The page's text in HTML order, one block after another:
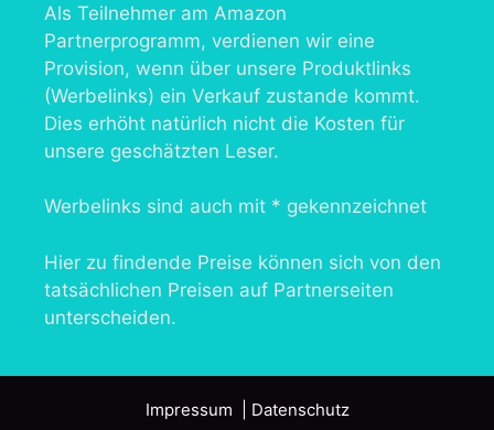
Als Teilnehmer am Amazon
Partnerprogramm, verdienen wir eine
Provision, wenn über unsere Produktlinks
(Werbelinks) ein Verkauf zustande kommt.
Dies erhöht natürlich nicht die Kosten für
unsere geschätzten Leser.
Werbelinks sind auch mit * gekennzeichnet
Hier zu findende Preise können sich von den
tatsächlichen Preisen auf Partnerseiten
unterscheiden.
Impressum | Datenschutz